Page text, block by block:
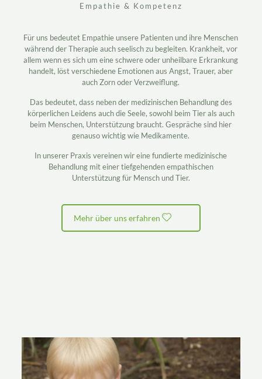
Empathie & Kompetenz
Für uns bedeutet Empathie unsere Patienten und ihre Menschen
während der Therapie auch seelisch zu begleiten. Krankheit, vor
allem wenn es sich um eine schwere oder unheilbare Erkrankung
handelt, löst verschiedene Emotionen aus Angst, Trauer, aber
auch Zorn oder Verzweiflung.
Das bedeutet, dass neben der medizinischen Behandlung des
körperlichen Leidens auch die Seele, sowohl beim Tier als auch
beim Menschen, Unterstützung braucht. Gespräche sind hier
genauso wichtig wie Medikamente.
In unserer Praxis vereinen wir eine fundierte medizinische
Behandlung mit einer tiefgehenden empathischen
Unterstützung für Mensch und Tier.
Mehr über uns erfahren